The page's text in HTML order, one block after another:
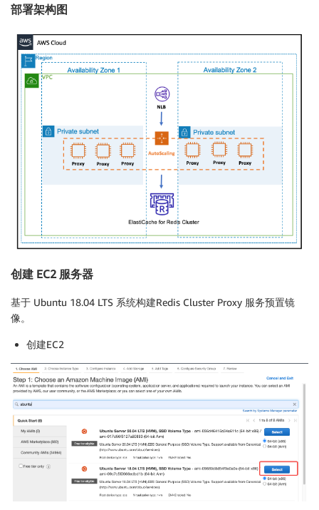
部署架构图
创建 EC2 服务器
基于 Ubuntu 18.04 LTS 系统构建Redis Cluster Proxy 服务预置镜
像。
创建EC2